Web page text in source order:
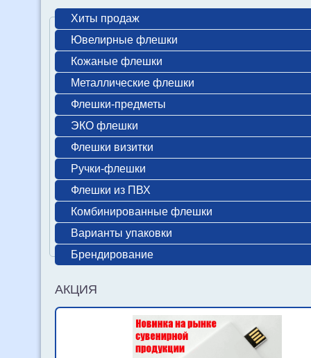
Хиты продаж
Ювелирные флешки
Кожаные флешки
Металлические флешки
Флешки-предметы
ЭКО флешки
Флешки визитки
Ручки-флешки
Флешки из ПВХ
Комбинированные флешки
Варианты упаковки
Брендирование
АКЦИЯ